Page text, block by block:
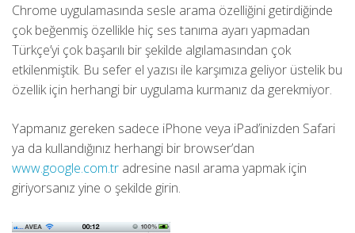
Chrome uygulamasında sesle arama özelliğini getirdiğinde
çok beğenmiş özellikle hiç ses tanıma ayarı yapmadan
Türkçe’yi çok başarılı bir şekilde algılamasından çok
etkilenmiştik. Bu sefer el yazısı ile karşımıza geliyor üstelik bu
özellik için herhangi bir uygulama kurmanız da gerekmiyor.
Yapmanız gereken sadece iPhone veya iPad’inizden Safari
ya da kullandığınız herhangi bir browser’dan
www.google.com.tr adresine nasıl arama yapmak için
giriyorsanız yine o şekilde girin.